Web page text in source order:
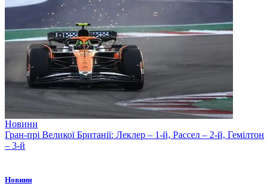
Новини
Гран-прі Великої Британії: Леклер – 1-й, Рассел – 2-й, Гемілтон
– 3-й
Новини